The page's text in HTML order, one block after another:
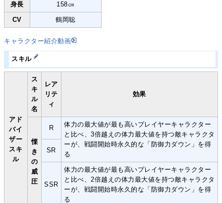
身長 158㎝
CV 鶴岡聡
キャラクター紹介動画
スキル
アド
バイ
ザー
スキ
ル
ス
キ
ル
名
レア
リテ
ィ
効果
慄
き
の
威
圧
R
体力の最大値が最も高いプレイヤーキャラクター
と比べ、3倍越えの体力最大値を持つ敵キャラクタ
ーが、戦闘開始時永久的な「防御力ダウン」を得
る
SR
SSR
体力の最大値が最も高いプレイヤーキャラクター
と比べ、2倍越えの体力最大値を持つ敵キャラクタ
ーが、戦闘開始時永久的な「防御力ダウン」を得
る